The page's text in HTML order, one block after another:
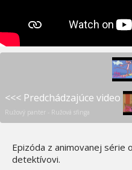
<<< Predchádzajúce video
Ružový panter - Ružová sfinga
Epizóda z animovanej série
detektívovi.